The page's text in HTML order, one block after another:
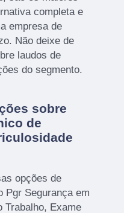
completa e
empresa de
Não deixe de
laudos de
do segmento.
sobre
de
opções de
Pgr Segurança em
Trabalho, Exame